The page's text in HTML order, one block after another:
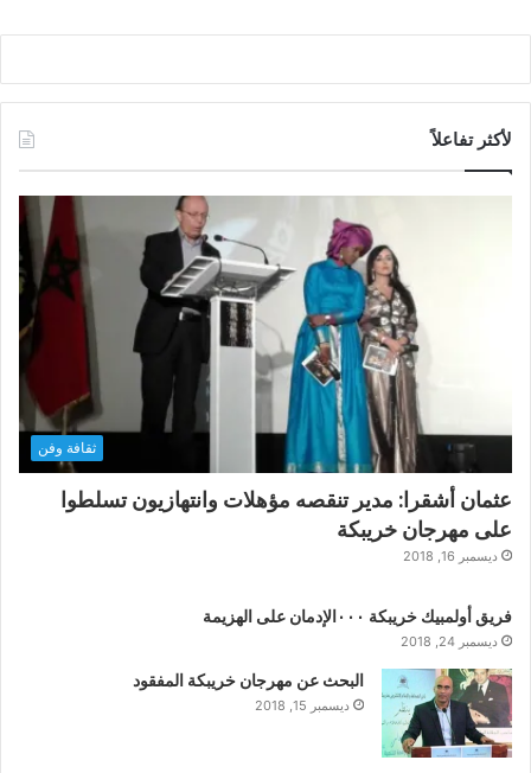
لأكثر تفاعلاً
ثقافة وفن
عثمان أشقرا: مدير تنقصه مؤهلات وانتهازيون تسلطوا
على مهرجان خريبكة
ديسمبر 16, 2018
فريق أولمبيك خريبكة ٠٠٠الإدمان على الهزيمة
ديسمبر 24, 2018
البحث عن مهرجان خريبكة المفقود
ديسمبر 15, 2018